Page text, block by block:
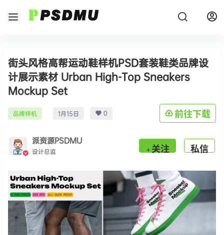
街头风格高帮运动鞋样机PSD套装鞋类品牌设
计展示素材 Urban High-Top Sneakers
Mockup Set
品牌样机 1月15日 0 前往下载
派资源PSDMU
设计总监 关注 私信